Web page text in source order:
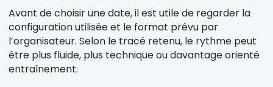
Avant de choisir une date, il est utile de regarder la
configuration utilisée et le format prévu par
l’organisateur. Selon le tracé retenu, le rythme peut
être plus fluide, plus technique ou davantage orienté
entraînement.